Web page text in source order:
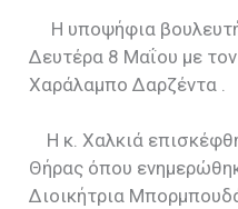
Η υποψήφια
Δευτέρα 8 Μαΐου με
Χαράλαμπο Δαρζέντα .
Η κ. Χαλκιά
Θήρας όπου
Διοικήτρια